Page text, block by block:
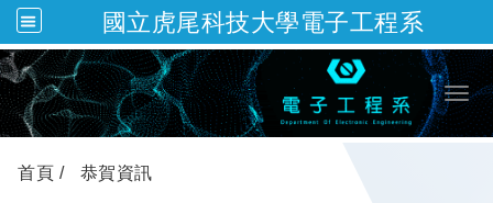
國立虎尾科技大學電子工程系
跳到主要內容
首頁 恭賀資訊